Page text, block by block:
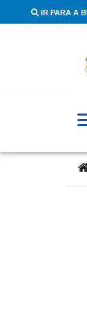
IR PARA A